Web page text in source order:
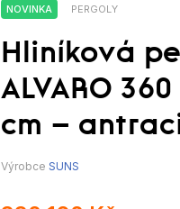
NOVINKA PERGOLY
Hliníková
ALVARO
cm –
Výrobce SUNS